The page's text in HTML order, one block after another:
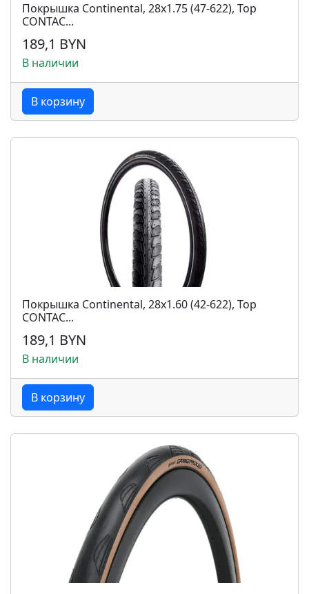
Покрышка Continental, 28x1.75 (47-622), Top
CONTAC...
189,1 BYN
В наличии
В корзину
Покрышка Continental, 28x1.60 (42-622), Top
CONTAC...
189,1 BYN
В наличии
В корзину